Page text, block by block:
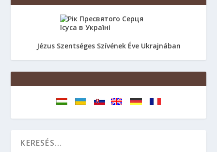
Свято Преображення Господнього.
6.08.2026 р.
Jézus Szentséges Szívének Éve Ukrajnában